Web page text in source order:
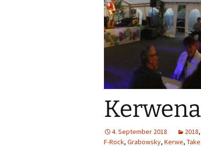
4. September 2018 2018,
F-Rock, Grabowsky, Kerwe,